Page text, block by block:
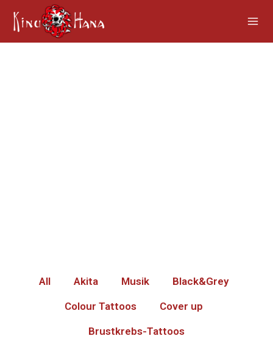
All Akita Musik Black&Grey
Colour Tattoos Cover up
Brustkrebs-Tattoos